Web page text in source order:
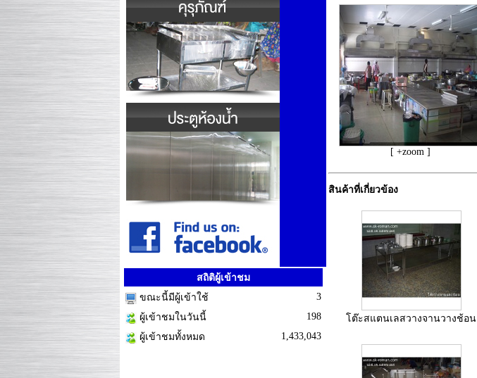
สถิติผู้เข้าชม
ขณะนี้มีผู้เข้าใช้
3
ผู้เข้าชมในวันนี้
198
ผู้เข้าชมทั้งหมด
1,433,043
[ +zoom ]
สินค้าที่เกี่ยวข้อง
โต๊ะสแตนเลสวางจานวางช้อน